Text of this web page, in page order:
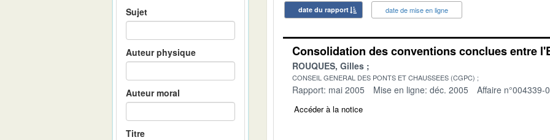
Sujet
Auteur physique
Auteur moral
Titre
date du rapport date de mise en ligne
Consolidation des conventions conclues entre
ROUQUES, Gilles
CONSEIL GENERAL DES PONTS ET CHAUSSEES (CGPC)
Rapport: mai 2005 Mise en ligne: déc. 2005 Affaire n°004339-
Accéder à la notice